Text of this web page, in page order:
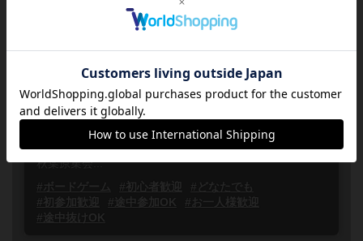
8/9(日)13時「いっしょにボードゲ
ーム遊ぼう会」【相席】
東京都 秋葉原 誰でも参加 連れ添い登録
8月は毎週日曜日13時からボードゲームの相席イベント
「いっしょにボードゲームで遊ぼう会」を開催します！
途中参加、途中退室OK気軽に参加できるボドゲ会です！
秋葉原集会...
#ボードゲーム
#初心者歓迎
#どなたでも
#初参加歓迎
#途中参加OK
#お一人様歓迎
#途中抜けOK